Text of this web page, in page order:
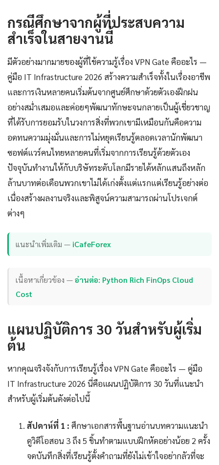
กรณีศึกษาจากผู้ที่ประสบความ
สำเร็จในสายงานนี้
มีตัวอย่างมากมายของผู้ที่ใช้ความรู้เรื่อง VPN Gate คืออะไร —
คู่มือ IT Infrastructure 2026 สร้างความสำเร็จทั้งในเรื่องอาชีพ
และการเงินหลายคนเริ่มต้นจากศูนย์ศึกษาด้วยตัวเองฝึกฝน
อย่างสม่ำเสมอและค่อยๆพัฒนาทักษะจนกลายเป็นผู้เชี่ยวชาญ
ที่ได้รับการยอมรับในวงการสิ่งที่พวกเขามีเหมือนกันคือความ
อดทนความมุ่งมั่นและการไม่หยุดเรียนรู้ตลอดเวลานักพัฒนา
ซอฟต์แวร์คนไทยหลายคนที่เริ่มจากการเรียนรู้ด้วยตัวเอง
ปัจจุบันทำงานให้กับบริษัทระดับโลกมีรายได้หลักแสนถึงหลัก
ล้านบาทต่อเดือนพวกเขาไม่ได้เก่งตั้งแต่แรกแต่เรียนรู้อย่างต่อ
เนื่องสร้างผลงานจริงและพิสูจน์ความสามารถผ่านโปรเจกต์
ต่างๆ
แนะนำเพิ่มเติม — iCafeForex
เนื้อหาเกี่ยวข้อง —อ่านต่อ: Python Rich FinOps Cloud
Cost
แผนปฏิบัติการ 30 วันสำหรับผู้เริ่ม
ต้น
หากคุณจริงจังกับการเรียนรู้เรื่อง VPN Gate คืออะไร — คู่มือ
IT Infrastructure 2026 นี่คือแผนปฏิบัติการ 30 วันที่แนะนำ
สำหรับผู้เริ่มต้นดังต่อไปนี้
สัปดาห์ที่ 1 : ศึกษาเอกสารพื้นฐานอ่านบทความแนะนำ
ดูวิดีโอสอน 3 ถึง 5 ชิ้นทำตามแบบฝึกหัดอย่างน้อย 2 ครั้ง
จดบันทึกสิ่งที่เรียนรู้ตั้งคำถามที่ยังไม่เข้าใจอย่ากลัวที่จะ